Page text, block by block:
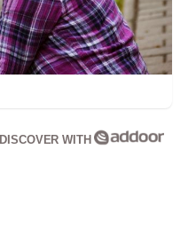
DISCOVER WITH